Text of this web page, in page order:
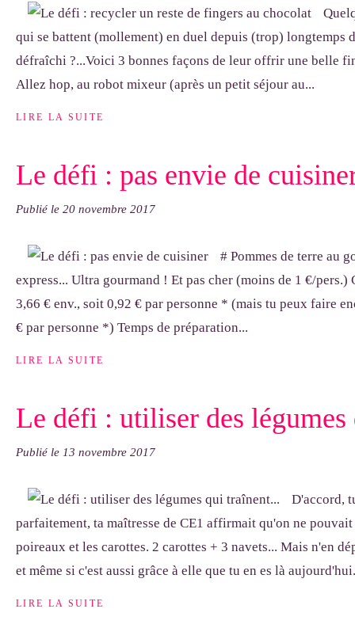
qui se battent (mollement) en duel depuis (trop) longtemps
défraîchi ?...Voici 3 bonnes façons de leur offrir une belle
Allez hop, au robot mixeur (après un petit séjour au...
LIRE LA SUITE
Le défi : pas envie de
Publié le 20 novembre 2017
# Pommes de terre au
express... Ultra gourmand ! Et pas cher (moins de 1 €/pers.)
3,66 € env., soit 0,92 € par personne * (mais tu peux faire
€ par personne *) Temps de préparation...
LIRE LA SUITE
Le défi : utiliser des
Publié le 13 novembre 2017
D'accord,
parfaitement, ta maîtresse de CE1 affirmait qu'on ne
poireaux et les carottes. 2 carottes + 3 navets... Mais n'en
et même si c'est aussi grâce à elle que tu en es là
LIRE LA SUITE